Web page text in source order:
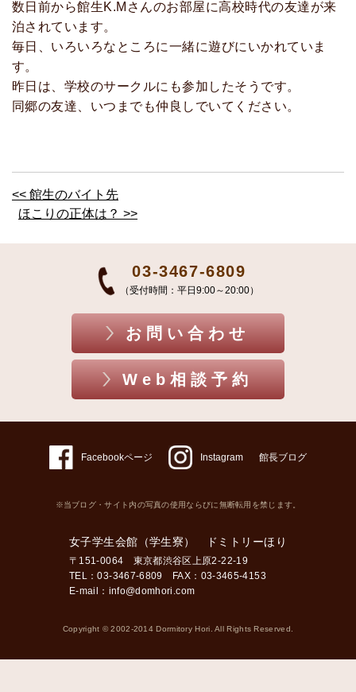
数日前から館生K.Mさんのお部屋に高校時代の友達が来
泊されています。
毎日、いろいろなところに一緒に遊びにいかれていま
す。
昨日は、学校のサークルにも参加したそうです。
同郷の友達、いつまでも仲良しでいてください。
<< 館生のバイト先
ほこりの正体は？ >>
03-3467-6809
（受付時間：平日9:00～20:00）
お問い合わせ
Web相談予約
Facebookページ Instagram 館長ブログ
※当ブログ・サイト内の写真の使用ならびに無断転用を禁じます。
女子学生会館（学生寮） ドミトリーほり
〒151-0064 東京都渋谷区上原2-22-19
TEL：03-3467-6809 FAX：03-3465-4153
E-mail： info@domhori.com
Copyright © 2002-2014 Dormitory Hori. All Rights Reserved.